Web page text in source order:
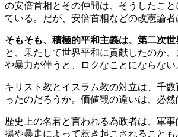
の安倍首相とその仲間は、そうしたこ
ている。だが、安倍首相などの改憲論
そもそも、積極的平和主義は、第二次
と、果たして世界平和に貢献したのか
や暴力が伴うと、ロクなことにならない
キリスト教とイスラム教の対立は、千
ったのだろうか。価値観の違いは、必
歴史上の名君と言われる為政者は、軍
揚や暴走によって惹き起こされること